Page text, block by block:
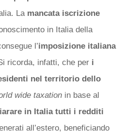
La mancata iscrizione
in Italia della
l’imposizione italiana
ricorda, infatti, che per i
nel territorio dello
wide taxationin base al
in Italia tutti i redditi
all’estero, beneficiando